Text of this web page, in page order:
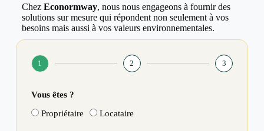
Chez Econormway, nous nous engageons à fournir des
solutions sur mesure qui répondent non seulement à vos
besoins mais aussi à vos valeurs environnementales.
1 2 3
Vous êtes ?
Propriétaire Locataire